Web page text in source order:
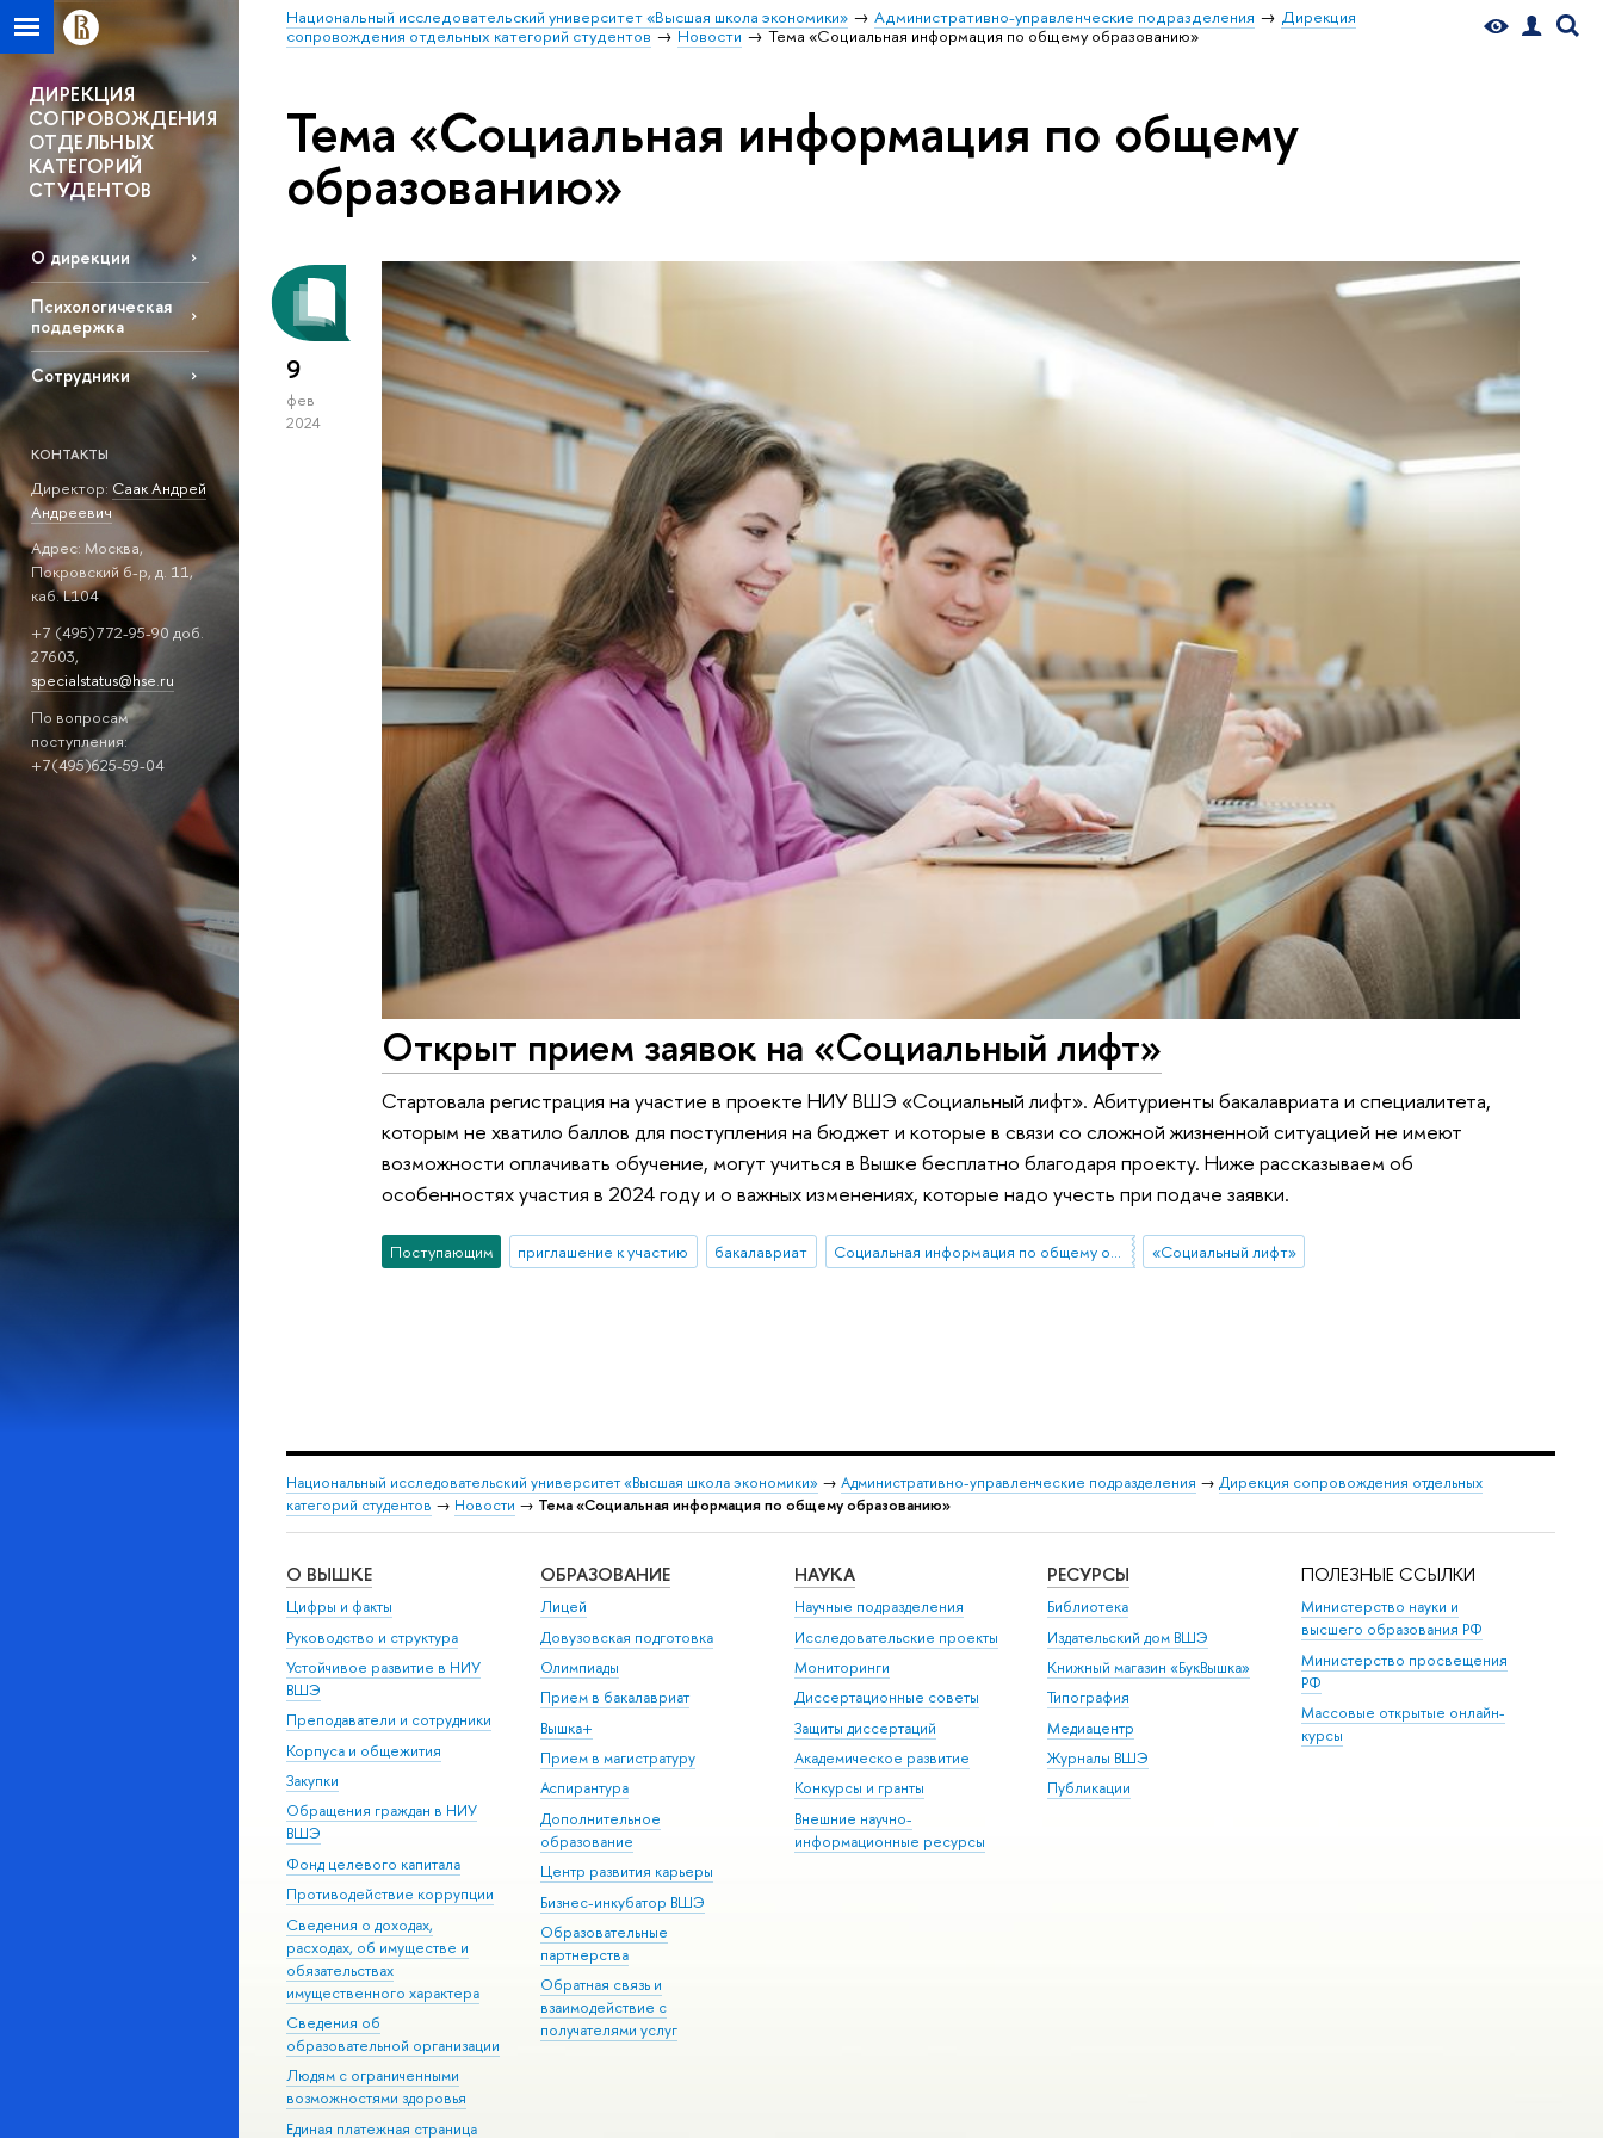
Национальный исследовательский университет «Высшая школа экономики» Административно-управленческие подразделения
Дирекция
сопровождения отдельных категорий студентов
Новости Тема «Социальная информация по общему образованию»
ДИРЕКЦИЯ
СОПРОВОЖДЕНИЯ
ОТДЕЛЬНЫХ
КАТЕГОРИЙ
СТУДЕНТОВ
О дирекции
Психологическая
поддержка
Сотрудники
КОНТАКТЫ
Директор: Саак Андрей
Андреевич
Адрес: Москва,
Покровский б-р, д. 11,
каб. L104
+7 (495)772-95-90 доб.
27603,
specialstatus@hse.ru
По вопросам
поступления:
+7(495)625-59-04
Тема «Социальная информация по общему
образованию»
9
фев
2024
Открыт прием заявок на «Социальный лифт»
Стартовала регистрация на участие в проекте НИУ ВШЭ «Социальный лифт». Абитуриенты бакалавриата и специалитета,
которым не хватило баллов для поступления на бюджет и которые в связи со сложной жизненной ситуацией не имеют
возможности оплачивать обучение, могут учиться в Вышке бесплатно благодаря проекту. Ниже рассказываем об
особенностях участия в 2024 году и о важных изменениях, которые надо учесть при подаче заявки.
Поступающим приглашение к участию бакалавриат Социальная информация по общему образованию «Социальный лифт»
Национальный исследовательский университет «Высшая школа экономики» → Административно-управленческие подразделения → Дирекция сопровождения отдельных
категорий студентов → Новости → Тема «Социальная информация по общему образованию»
О ВЫШКЕ
Цифры и факты
Руководство и структура
Устойчивое развитие в НИУ
ВШЭ
Преподаватели и сотрудники
Корпуса и общежития
Закупки
Обращения граждан в НИУ
ВШЭ
Фонд целевого капитала
Противодействие коррупции
Сведения о доходах,
расходах, об имуществе и
обязательствах
имущественного характера
Сведения об
образовательной организации
Людям с ограниченными
возможностями здоровья
Единая платежная страница
ОБРАЗОВАНИЕ
Лицей
Довузовская подготовка
Олимпиады
Прием в бакалавриат
Вышка+
Прием в магистратуру
Аспирантура
Дополнительное
образование
Центр развития карьеры
Бизнес-инкубатор ВШЭ
Образовательные
партнерства
Обратная связь и
взаимодействие с
получателями услуг
НАУКА
Научные подразделения
Исследовательские проекты
Мониторинги
Диссертационные советы
Защиты диссертаций
Академическое развитие
Конкурсы и гранты
Внешние научно-
информационные ресурсы
РЕСУРСЫ
Библиотека
Издательский дом ВШЭ
Книжный магазин «БукВышка»
Типография
Медиацентр
Журналы ВШЭ
Публикации
ПОЛЕЗНЫЕ ССЫЛКИ
Министерство науки и
высшего образования РФ
Министерство просвещения
РФ
Массовые открытые онлайн-
курсы